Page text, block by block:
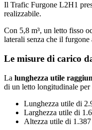
Il Trafic Furgone L2H1
realizzabile.
Con 5,8 m³, un letto fisso
laterali senza che il
Le misure di carico
La lunghezza utile
di un letto longitudinale per
Lunghezza utile di
Larghezza utile di
Altezza utile di 1.387